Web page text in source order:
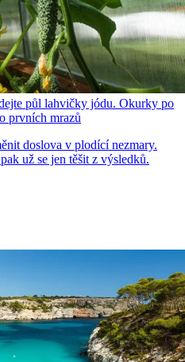
půl lahvičky jódu. Okurky po
prvních mrazů
doslova v plodící nezmary.
už se jen těšit z výsledků.